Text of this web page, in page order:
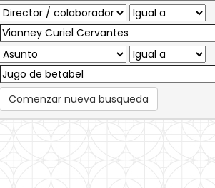
Comenzar nueva busqueda